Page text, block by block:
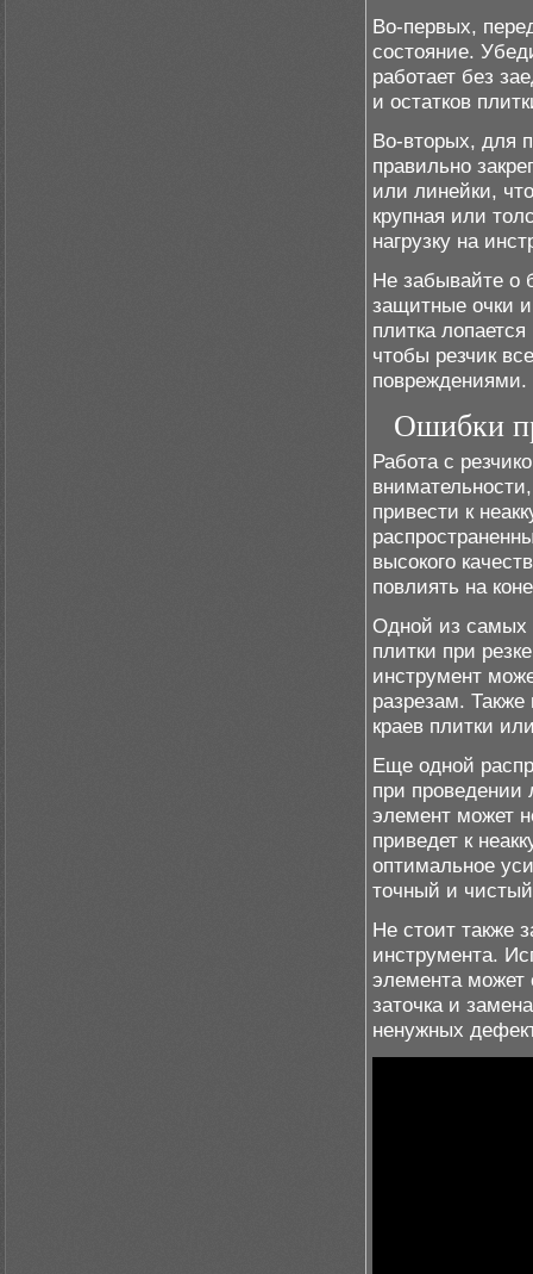
Во-первых,
состояние.
работает без
и остатков
Во-вторых, для
правильно
или линейки,
крупная или
нагрузку на
Не забывайте о
защитные очки
плитка
чтобы резчик
повреждениями.
Ошибки
Работа с
привести к
высокого
повлиять на
Одной из самых
плитки при
инструмент
разрезам.
краев плитки
Еще одной
при
элемент может
приведет к
оптимальное
точный и
Не стоит также
инструмента.
элемента может
заточка и
ненужных